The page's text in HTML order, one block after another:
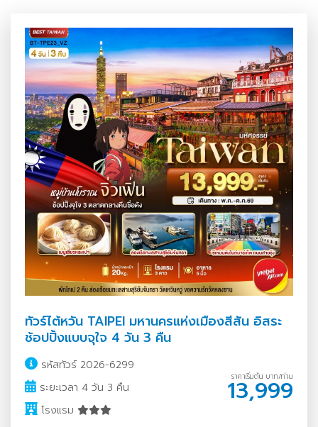
ทัวร์ไต้หวัน TAIPEI มหานครแห่งเมืองสีสัน อิสระ
ช้อปปิ้งแบบจุใจ 4 วัน 3 คืน
รหัสทัวร์ 2026-6299
ระยะเวลา 4 วัน 3 คืน
โรงแรม
ราคาเริ่มต้น บาท/ท่าน
13,999